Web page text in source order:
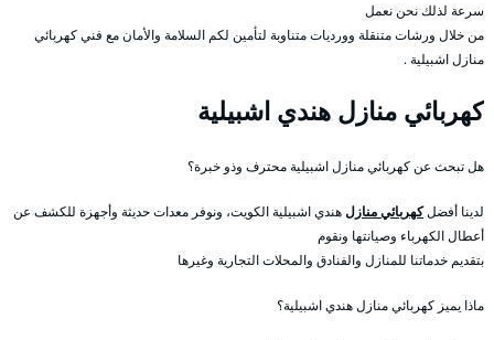
سرعة لذلك نحن نعمل
من خلال ورشات متنقلة وورديات متناوبة لتأمين لكم السلامة والأمان مع فني كهربائي
منازل اشبيلية .
كهربائي منازل هندي اشبيلية
هل تبحث عن كهربائي منازل اشبيلية محترف وذو خبرة؟
لدينا أفضلكهربائي منازلهندي اشبيلية الكويت، ونوفر معدات حديثة وأجهزة للكشف عن
أعطال الكهرباء وصيانتها ونقوم
بتقديم خدماتنا للمنازل والفنادق والمحلات التجارية وغيرها
ماذا يميز كهربائي منازل هندي اشبيلية؟